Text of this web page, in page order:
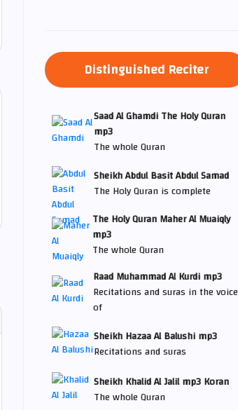
Distinguished Reciter
Saad Al Ghamdi The Holy Quran
mp3
The whole Quran
Sheikh Abdul Basit Abdul Samad
The Holy Quran is complete
The Holy Quran Maher Al Muaiqly
mp3
The whole Quran
Raad Muhammad Al Kurdi mp3
Recitations and suras in the voice
of
Sheikh Hazaa Al Balushi mp3
Recitations and suras
Sheikh Khalid Al Jalil mp3 Koran
The whole Quran